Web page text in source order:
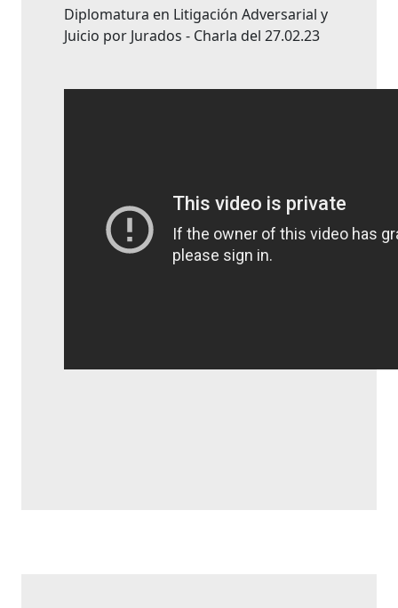
Diplomatura en Litigación Adversarial y
Juicio por Jurados - Charla del 27.02.23